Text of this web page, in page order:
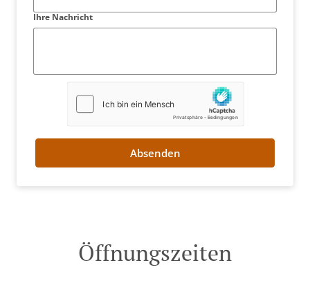
Ihre Nachricht
Absenden
Öffnungszeiten